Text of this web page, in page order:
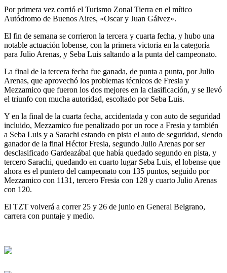
Por primera vez corrió el Turismo Zonal Tierra en el mítico
Autódromo de Buenos Aires, «Oscar y Juan Gálvez».
El fin de semana se corrieron la tercera y cuarta fecha, y hubo una
notable actuación lobense, con la primera victoria en la categoría
para Julio Arenas, y Seba Luis saltando a la punta del campeonato.
La final de la tercera fecha fue ganada, de punta a punta, por Julio
Arenas, que aprovechó los problemas técnicos de Fresia y
Mezzamico que fueron los dos mejores en la clasificación, y se llevó
el triunfo con mucha autoridad, escoltado por Seba Luis.
Y en la final de la cuarta fecha, accidentada y con auto de seguridad
incluido, Mezzamico fue penalizado por un roce a Fresia y también
a Seba Luis y a Sarachi estando en pista el auto de seguridad, siendo
ganador de la final Héctor Fresia, segundo Julio Arenas por ser
desclasificado Gardeazábal que había quedado segundo en pista, y
tercero Sarachi, quedando en cuarto lugar Seba Luis, el lobense que
ahora es el puntero del campeonato con 135 puntos, seguido por
Mezzamico con 1131, tercero Fresia con 128 y cuarto Julio Arenas
con 120.
El TZT volverá a correr 25 y 26 de junio en General Belgrano,
carrera con puntaje y medio.